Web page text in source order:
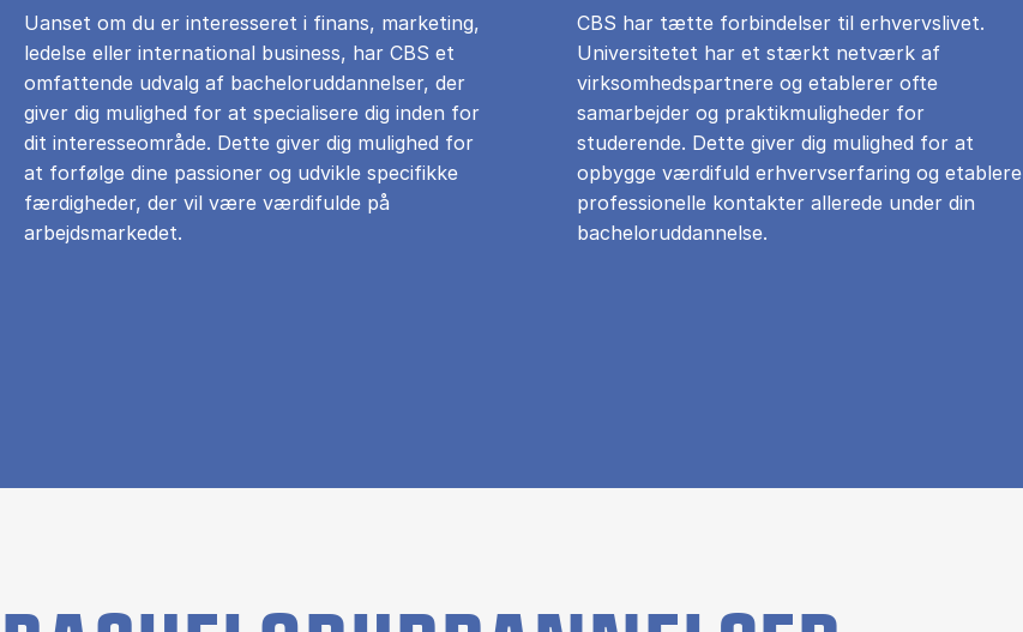
Uanset om du er interesseret i finans, marketing,
ledelse eller international business, har CBS et
omfattende udvalg af bacheloruddannelser, der
giver dig mulighed for at specialisere dig inden for
dit interesseområde. Dette giver dig mulighed for
at forfølge dine passioner og udvikle specifikke
færdigheder, der vil være værdifulde på
arbejdsmarkedet.
CBS har tætte forbindelser til erhvervslivet.
Universitetet har et stærkt netværk af
virksomhedspartnere og etablerer ofte
samarbejder og praktikmuligheder for
studerende. Dette giver dig mulighed for at
opbygge værdifuld erhvervserfaring og etablere
professionelle kontakter allerede under din
bacheloruddannelse.